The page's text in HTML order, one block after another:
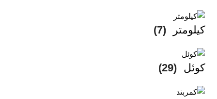
کیلومتر (7)
کوئل (29)